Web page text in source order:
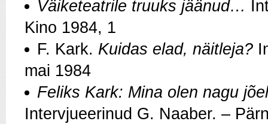
Väiketeatrile truuks jäänud…
Kino 1984, 1
F. Kark. Kuidas elad, näitleja?
mai 1984
Feliks Kark: Mina olen nagu
Intervjueerinud G. Naaber. –